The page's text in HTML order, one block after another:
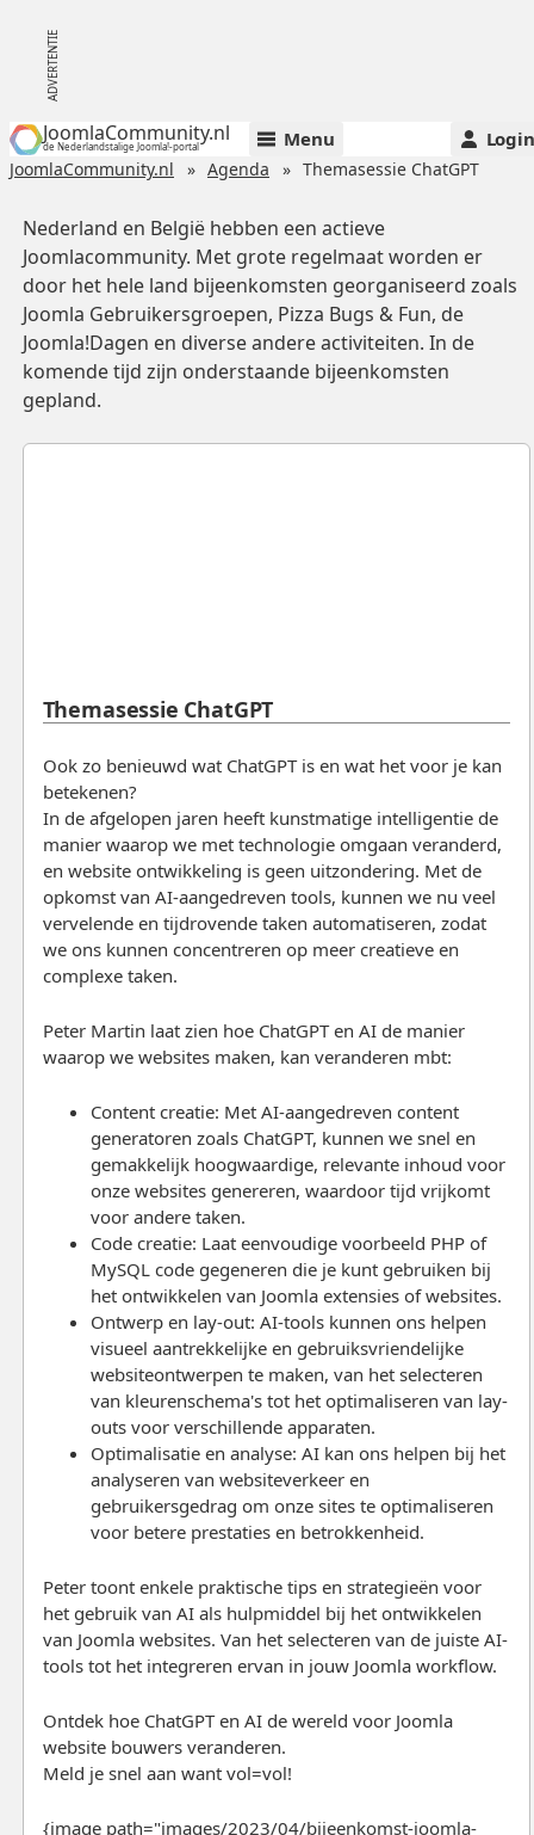
JoomlaCommunity.nl
de Nederlandstalige Joomla!-portal Menu Login
JoomlaCommunity.nl Agenda Themasessie ChatGPT
Nederland en België hebben een actieve
Joomlacommunity. Met grote regelmaat worden er
door het hele land bijeenkomsten georganiseerd zoals
Joomla Gebruikersgroepen, Pizza Bugs & Fun, de
Joomla!Dagen en diverse andere activiteiten. In de
komende tijd zijn onderstaande bijeenkomsten
gepland.
Themasessie ChatGPT
Ook zo benieuwd wat ChatGPT is en wat het voor je kan
betekenen?
In de afgelopen jaren heeft kunstmatige intelligentie de
manier waarop we met technologie omgaan veranderd,
en website ontwikkeling is geen uitzondering. Met de
opkomst van AI-aangedreven tools, kunnen we nu veel
vervelende en tijdrovende taken automatiseren, zodat
we ons kunnen concentreren op meer creatieve en
complexe taken.
Peter Martin laat zien hoe ChatGPT en AI de manier
waarop we websites maken, kan veranderen mbt:
Content creatie: Met AI-aangedreven content
generatoren zoals ChatGPT, kunnen we snel en
gemakkelijk hoogwaardige, relevante inhoud voor
onze websites genereren, waardoor tijd vrijkomt
voor andere taken.
Code creatie: Laat eenvoudige voorbeeld PHP of
MySQL code gegeneren die je kunt gebruiken bij
het ontwikkelen van Joomla extensies of websites.
Ontwerp en lay-out: AI-tools kunnen ons helpen
visueel aantrekkelijke en gebruiksvriendelijke
websiteontwerpen te maken, van het selecteren
van kleurenschema's tot het optimaliseren van lay-
outs voor verschillende apparaten.
Optimalisatie en analyse: AI kan ons helpen bij het
analyseren van websiteverkeer en
gebruikersgedrag om onze sites te optimaliseren
voor betere prestaties en betrokkenheid.
Peter toont enkele praktische tips en strategieën voor
het gebruik van AI als hulpmiddel bij het ontwikkelen
van Joomla websites. Van het selecteren van de juiste AI-
tools tot het integreren ervan in jouw Joomla workflow.
Ontdek hoe ChatGPT en AI de wereld voor Joomla
website bouwers veranderen.
Meld je snel aan want vol=vol!
{image path="images/2023/04/bijeenkomst-joomla-